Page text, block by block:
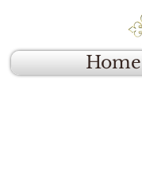
Home